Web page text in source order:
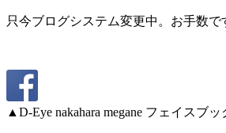
只今ブログシステム変更中。お手数で
▲D-Eye nakahara megane フェイスブッ